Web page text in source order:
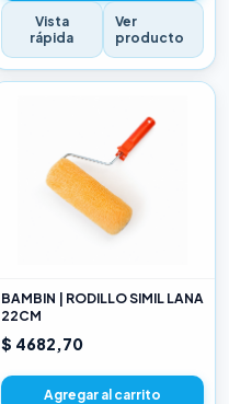
Vista
rápida
Ver
producto
BAMBIN | RODILLO SIMIL LANA
22CM
$ 4682,70
Agregar al carrito